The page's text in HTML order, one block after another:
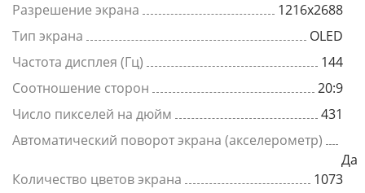
Разрешение экрана
1216x2688
Тип экрана
OLED
Частота дисплея (Гц)
144
Соотношение сторон
20:9
Число пикселей на дюйм
431
Автоматический поворот экрана (акселерометр)
Да
Количество цветов экрана
1073